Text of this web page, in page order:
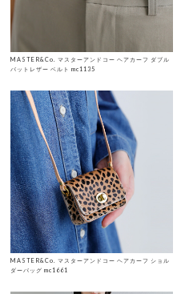
MASTER&Co. マスターアンドコー ヘアカーフ ダブル
バットレザー ベルト mc1135
MASTER&Co. マスターアンドコー ヘアカーフ ショル
ダーバッグ mc1661